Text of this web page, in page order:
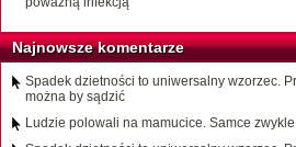
Najnowsze komentarze
Spadek dzietności to uniwersalny wzorzec.
można by sądzić
Ludzie polowali na mamucice. Samce